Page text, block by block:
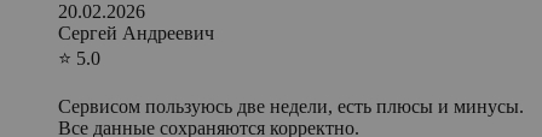
20.02.2026
Сергей Андреевич
⭐ 5.0
Сервисом пользуюсь две недели, есть плюсы и минусы.
Все данные сохраняются корректно.